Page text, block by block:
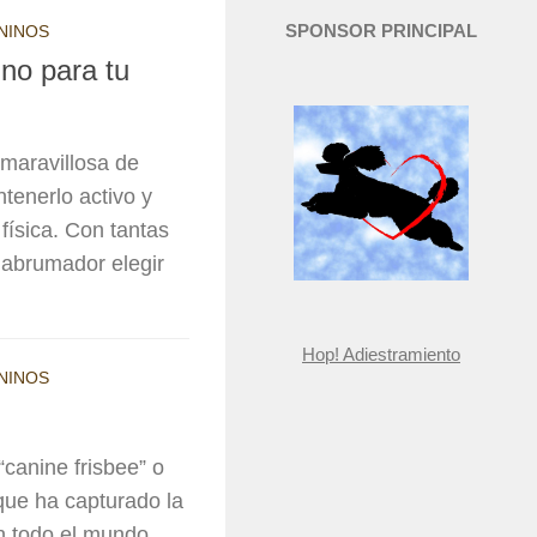
para tu
de
activo y
Con tantas
elegir
frisbee” o
ha capturado la
SPONSOR PRINCIPAL
Hop! Adiestramiento